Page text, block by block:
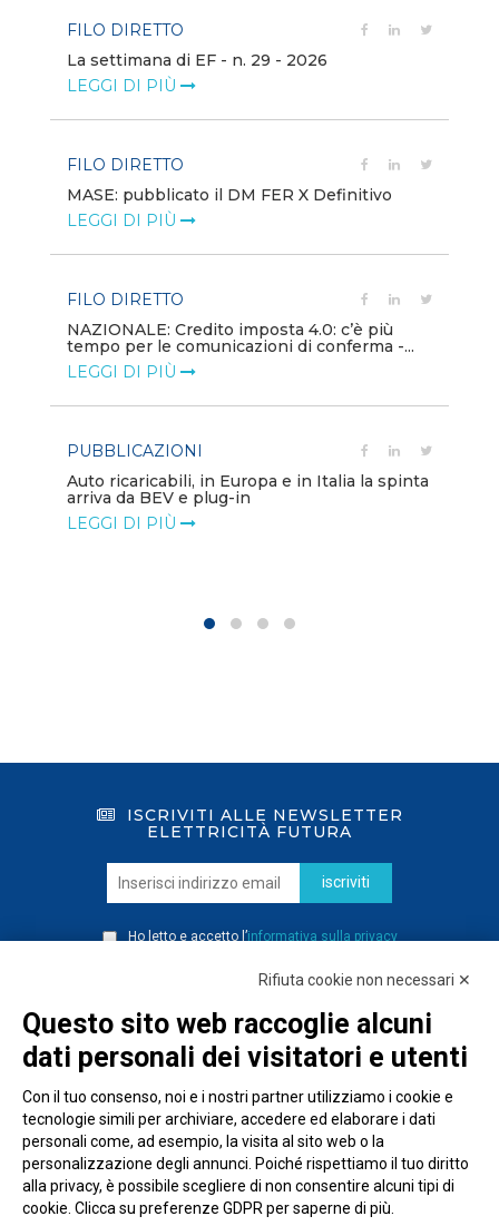
FILO DIRETTO
La settimana di EF - n. 29 - 2026
LEGGI DI PIÙ
FILO DIRETTO
MASE: pubblicato il DM FER X Definitivo
LEGGI DI PIÙ
FILO DIRETTO
NAZIONALE: Credito imposta 4.0: c’è più
tempo per le comunicazioni di conferma -...
LEGGI DI PIÙ
PUBBLICAZIONI
Auto ricaricabili, in Europa e in Italia la spinta
arriva da BEV e plug-in
LEGGI DI PIÙ
ISCRIVITI ALLE NEWSLETTER
ELETTRICITÀ FUTURA
iscriviti
Ho letto e accetto l’informativa sulla privacy
Rifiuta cookie non necessari ✕
Questo sito web raccoglie alcuni
dati personali dei visitatori e utenti
Con il tuo consenso, noi e i nostri partner utilizziamo i cookie e
tecnologie simili per archiviare, accedere ed elaborare i dati
personali come, ad esempio, la visita al sito web o la
personalizzazione degli annunci. Poiché rispettiamo il tuo diritto
alla privacy, è possibile scegliere di non consentire alcuni tipi di
cookie. Clicca su preferenze GDPR per saperne di più.